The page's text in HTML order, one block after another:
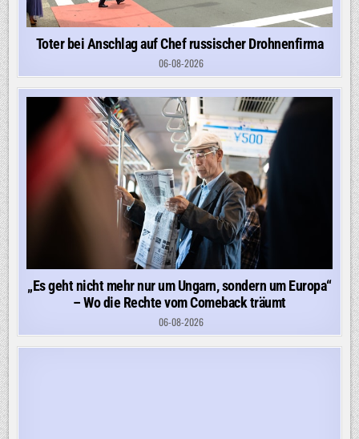
Toter bei Anschlag auf Chef russischer Drohnenfirma
06-08-2026
„Es geht nicht mehr nur um Ungarn, sondern um Europa“
– Wo die Rechte vom Comeback träumt
06-08-2026